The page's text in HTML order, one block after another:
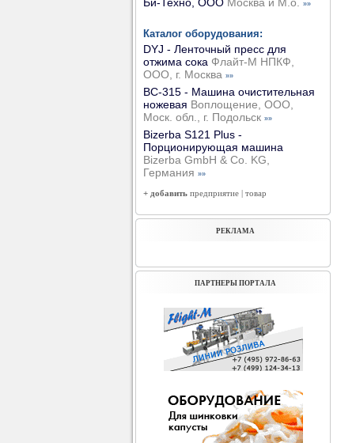
»»
Каталог оборудования:
DYJ - Ленточный пресс для
отжима сока Флайт-М НПКФ,
ООО, г. Москва »»
ВС-315 - Машина очистительная
ножевая Воплощение, ООО,
Моск. обл., г. Подольск »»
Bizerba S121 Plus -
Порционирующая машина
Bizerba GmbH & Co. KG,
Германия »»
+ добавить предприятие | товар
РЕКЛАМА
ПАРТНЕРЫ ПОРТАЛА